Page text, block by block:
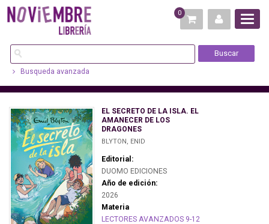
0
Busqueda avanzada
EL SECRETO DE LA ISLA. EL
AMANECER DE LOS
DRAGONES
BLYTON, ENID
Editorial:
DUOMO EDICIONES
Año de edición:
2026
Materia
LECTORES AVANZADOS 9-12